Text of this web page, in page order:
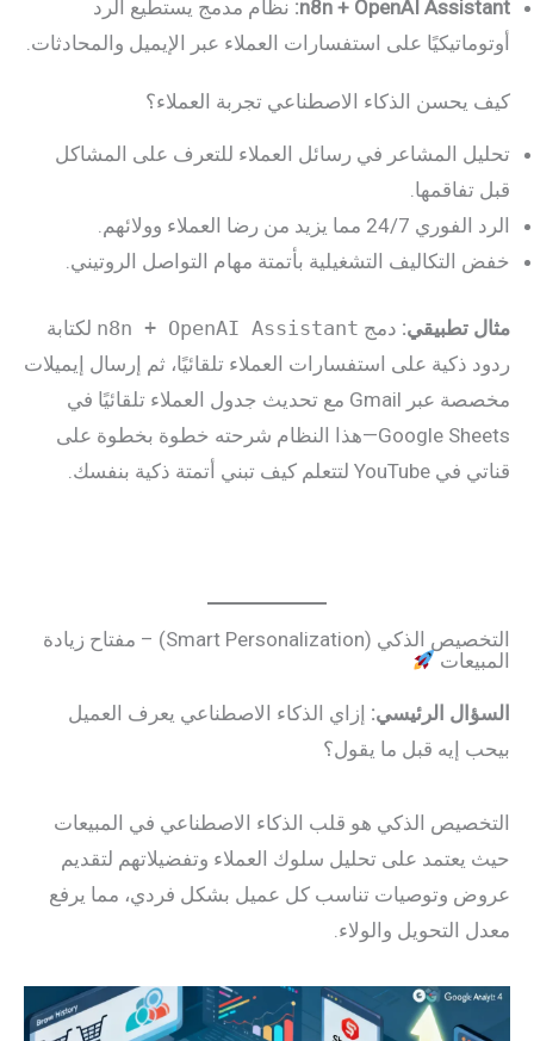
n8n + OpenAI Assistant: نظام مدمج يستطيع الرد
أوتوماتيكيًا على استفسارات العملاء عبر الإيميل والمحادثات.
كيف يحسن الذكاء الاصطناعي تجربة العملاء؟
تحليل المشاعر في رسائل العملاء للتعرف على المشاكل
قبل تفاقمها.
الرد الفوري 24/7 مما يزيد من رضا العملاء وولائهم.
خفض التكاليف التشغيلية بأتمتة مهام التواصل الروتيني.
مثال تطبيقي: دمج n8n + OpenAI Assistant لكتابة
ردود ذكية على استفسارات العملاء تلقائيًا، ثم إرسال إيميلات
مخصصة عبر Gmail مع تحديث جدول العملاء تلقائيًا في
Google Sheets—هذا النظام شرحته خطوة بخطوة على
قناتي في YouTube لتتعلم كيف تبني أتمتة ذكية بنفسك.
التخصيص الذكي (Smart Personalization) – مفتاح زيادة
المبيعات
السؤال الرئيسي: إزاي الذكاء الاصطناعي يعرف العميل
بيحب إيه قبل ما يقول؟
التخصيص الذكي هو قلب الذكاء الاصطناعي في المبيعات
حيث يعتمد على تحليل سلوك العملاء وتفضيلاتهم لتقديم
عروض وتوصيات تناسب كل عميل بشكل فردي، مما يرفع
معدل التحويل والولاء.